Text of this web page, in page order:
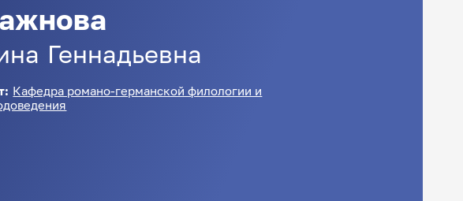
Геннадьевна
Кафедра романо-германской филологии и